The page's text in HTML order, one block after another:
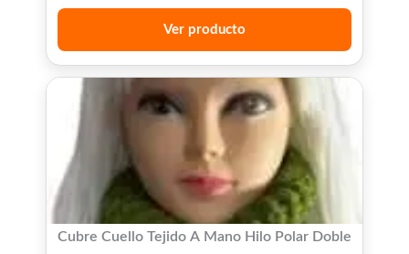
Ver producto
Cubre Cuello Tejido A Mano Hilo Polar Doble